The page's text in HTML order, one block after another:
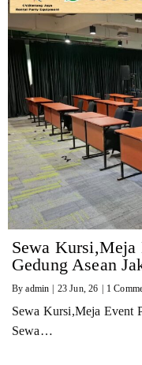
Sewa Kursi,Meja
Gedung Asean
Byadmin 23 Jun, 26 1
Sewa Kursi,Meja Event
Sewa…